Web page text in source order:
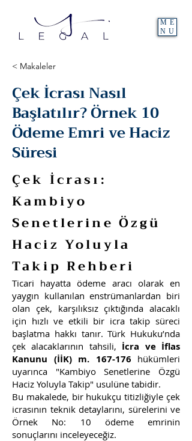
ME
NU
< Makaleler
Çek İcrası Nasıl
Başlatılır? Örnek 10
Ödeme Emri ve Haciz
Süresi
Çek İcrası:
Kambiyo
Senetlerine Özgü
Haciz Yoluyla
Takip Rehberi
Ticari hayatta ödeme aracı olarak en
yaygın kullanılan enstrümanlardan biri
olan çek, karşılıksız çıktığında alacaklı
için hızlı ve etkili bir icra takip süreci
başlatma hakkı tanır. Türk Hukuku’nda
çek alacaklarının tahsili, İcra ve İflas
Kanunu (İİK) m. 167-176 hükümleri
uyarınca "Kambiyo Senetlerine Özgü
Haciz Yoluyla Takip" usulüne tabidir.
Bu makalede, bir hukukçu titizliğiyle çek
icrasının teknik detaylarını, sürelerini ve
Örnek No: 10 ödeme emrinin
sonuçlarını inceleyeceğiz.